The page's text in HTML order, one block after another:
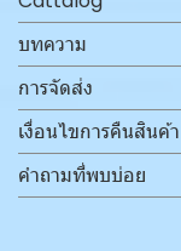
บทความ
การจัดส่ง
เงื่อนไขการคืนสินค้า
คำถามที่พบบ่อย